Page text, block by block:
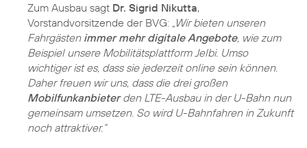
Zum Ausbau sagt Dr. Sigrid Nikutta,
Vorstandvorsitzende der BVG: „Wir bieten unseren
Fahrgästen immer mehr digitale Angebote, wie zum
Beispiel unsere Mobilitätsplattform Jelbi. Umso
wichtiger ist es, dass sie jederzeit online sein können.
Daher freuen wir uns, dass die drei großen
Mobilfunkanbieterden LTE-Ausbau in der U-Bahn nun
gemeinsam umsetzen. So wird U-Bahnfahren in Zukunft
noch attraktiver.“